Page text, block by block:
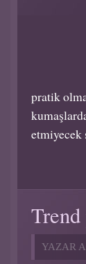
pratik
etmiyecek
YAZAR